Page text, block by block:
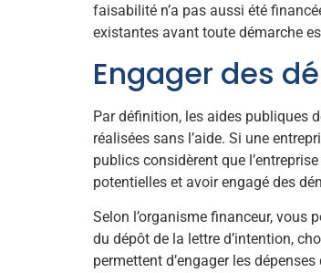
faisabilité n’a pas aussi été
existantes avant toute démarche
Engager des
Par définition, les aides publiques
réalisées sans l’aide. Si une
publics considèrent que
potentielles et avoir engagé des
Selon l’organisme financeur, vous
du dépôt de la lettre d’intention,
permettent d’engager les